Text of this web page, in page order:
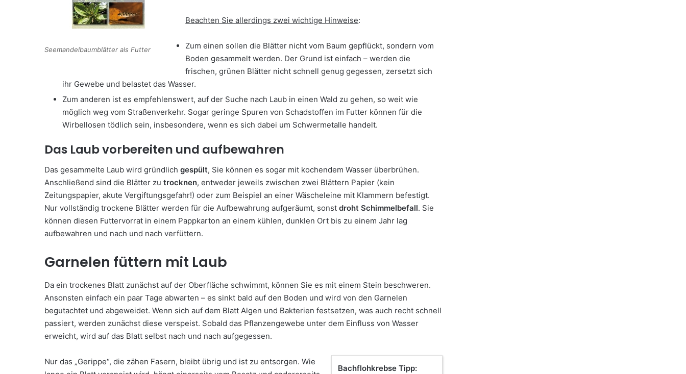
Seemandelbaumblätter als Futter
Beachten Sie allerdings zwei wichtige Hinweise:
Zum einen sollen die Blätter nicht vom Baum gepflückt, sondern vom
Boden gesammelt werden. Der Grund ist einfach – werden die
frischen, grünen Blätter nicht schnell genug gegessen, zersetzt sich
ihr Gewebe und belastet das Wasser.
Zum anderen ist es empfehlenswert, auf der Suche nach Laub in einen Wald zu gehen, so weit wie
möglich weg vom Straßenverkehr. Sogar geringe Spuren von Schadstoffen im Futter können für die
Wirbellosen tödlich sein, insbesondere, wenn es sich dabei um Schwermetalle handelt.
Das Laub vorbereiten und aufbewahren
Das gesammelte Laub wird gründlich gespült, Sie können es sogar mit kochendem Wasser überbrühen.
Anschließend sind die Blätter zu trocknen, entweder jeweils zwischen zwei Blättern Papier (kein
Zeitungspapier, akute Vergiftungsgefahr!) oder zum Beispiel an einer Wäscheleine mit Klammern befestigt.
Nur vollständig trockene Blätter werden für die Aufbewahrung aufgeräumt, sonst droht Schimmelbefall. Sie
können diesen Futtervorrat in einem Pappkarton an einem kühlen, dunklen Ort bis zu einem Jahr lag
aufbewahren und nach und nach verfüttern.
Garnelen füttern mit Laub
Da ein trockenes Blatt zunächst auf der Oberfläche schwimmt, können Sie es mit einem Stein beschweren.
Ansonsten einfach ein paar Tage abwarten – es sinkt bald auf den Boden und wird von den Garnelen
begutachtet und abgeweidet. Wenn sich auf dem Blatt Algen und Bakterien festsetzen, was auch recht schnell
passiert, werden zunächst diese verspeist. Sobald das Pflanzengewebe unter dem Einfluss von Wasser
erweicht, wird auf das Blatt selbst nach und nach aufgegessen.
Bachflohkrebse Tipp:
Nur das „Gerippe“, die zähen Fasern, bleibt übrig und ist zu entsorgen. Wie